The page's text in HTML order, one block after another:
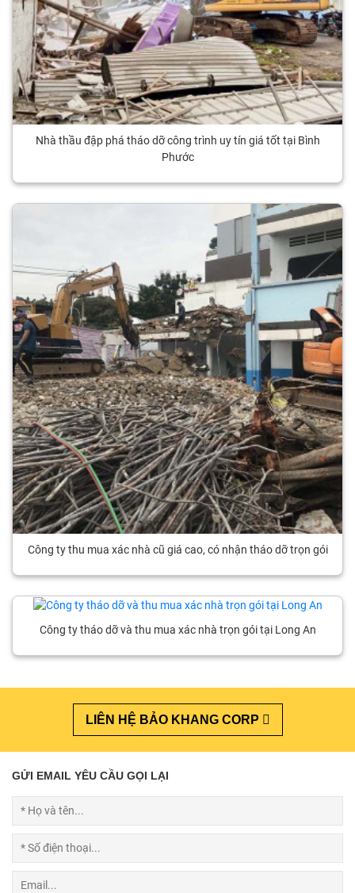
Nhà thầu đập phá tháo dỡ công trình uy tín giá tốt tại Bình
Phước
Công ty thu mua xác nhà cũ giá cao, có nhận tháo dỡ trọn gói
Công ty tháo dỡ và thu mua xác nhà trọn gói tại Long An
LIÊN HỆ BẢO KHANG CORP
GỬI EMAIL YÊU CẦU GỌI LẠI